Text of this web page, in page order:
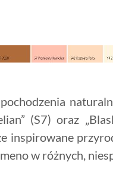
(S7) oraz
inspirowane
w różnych,